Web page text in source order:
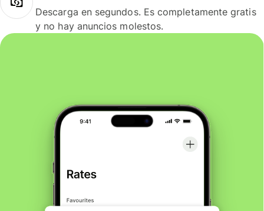
Descarga en segundos. Es completamente gratis
y no hay anuncios molestos.